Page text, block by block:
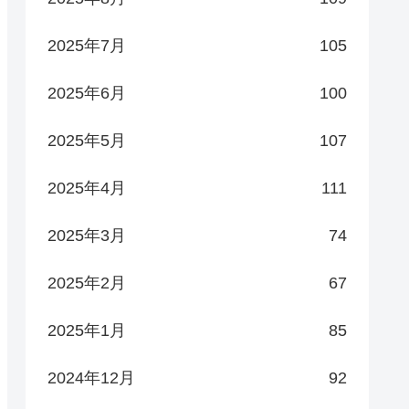
2025年7月 105
2025年6月 100
2025年5月 107
2025年4月 111
2025年3月 74
2025年2月 67
2025年1月 85
2024年12月 92